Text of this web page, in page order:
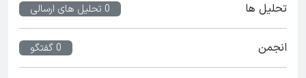
تحلیل ها 0 تحلیل های ارسالی
انجمن 0 گفتگو